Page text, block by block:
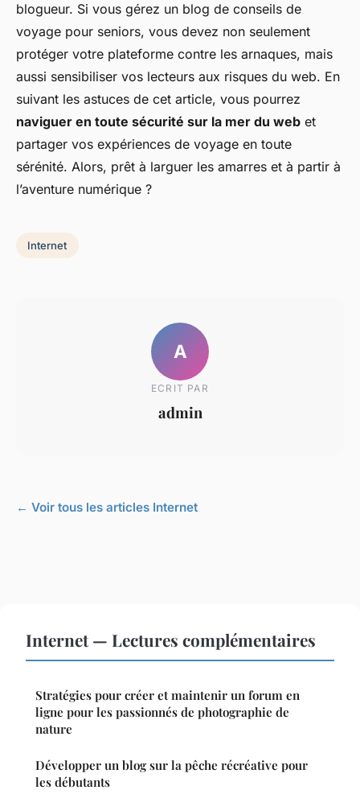
blogueur. Si vous gérez un blog de conseils de
voyage pour seniors, vous devez non seulement
protéger votre plateforme contre les arnaques, mais
aussi sensibiliser vos lecteurs aux risques du web. En
suivant les astuces de cet article, vous pourrez
naviguer en toute sécurité sur la mer du web et
partager vos expériences de voyage en toute
sérénité. Alors, prêt à larguer les amarres et à partir à
l’aventure numérique ?
Internet
A
ECRIT PAR
admin
← Voir tous les articles Internet
Internet — Lectures complémentaires
Stratégies pour créer et maintenir un forum en
ligne pour les passionnés de photographie de
nature
Développer un blog sur la pêche récréative pour
les débutants